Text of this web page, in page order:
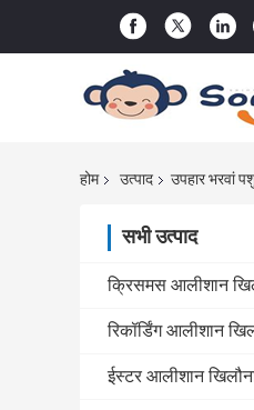
होम उत्पाद उपहार भरवां
सभी उत्पाद
क्रिसमस आलीशान
रिकॉर्डिंग आलीशान
ईस्टर आलीशान